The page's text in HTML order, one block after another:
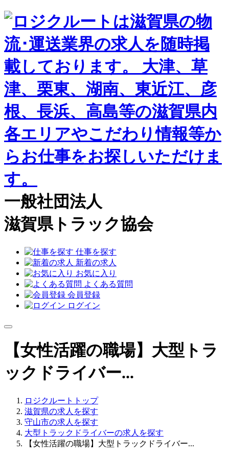
一般社団法人
滋賀県トラック協会
仕事を探す
新着の求人
お気に入り
よくある質問
会員登録
ログイン
【女性活躍の職場】大型トラ
ックドライバー...
ロジクルートトップ
滋賀県の求人を探す
守山市の求人を探す
大型トラックドライバーの求人を探す
【女性活躍の職場】大型トラックドライバー...